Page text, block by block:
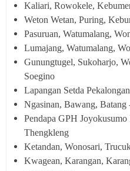
Kaliari, Rowokele,
Weton Wetan, Puring,
Pasuruan, Watumalang,
Lumajang, Watumalang,
Gunungtugel, Sukoharjo,
Soegino
Lapangan Setda
Ngasinan, Bawang,
Pendapa GPH
Thengkleng
Ketandan, Wonosari,
Kwagean, Karangan,